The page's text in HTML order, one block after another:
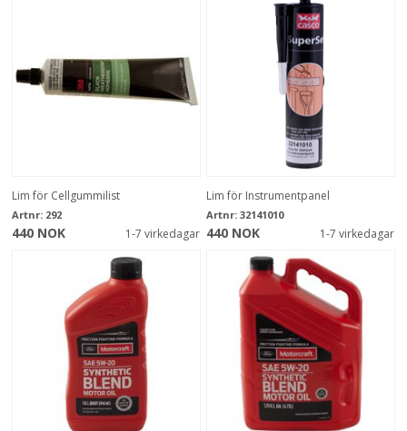
Lim för Cellgummilist
Artnr: 292
440 NOK 1-7 virkedagar
Lim för Instrumentpanel
Artnr: 32141010
440 NOK 1-7 virkedagar